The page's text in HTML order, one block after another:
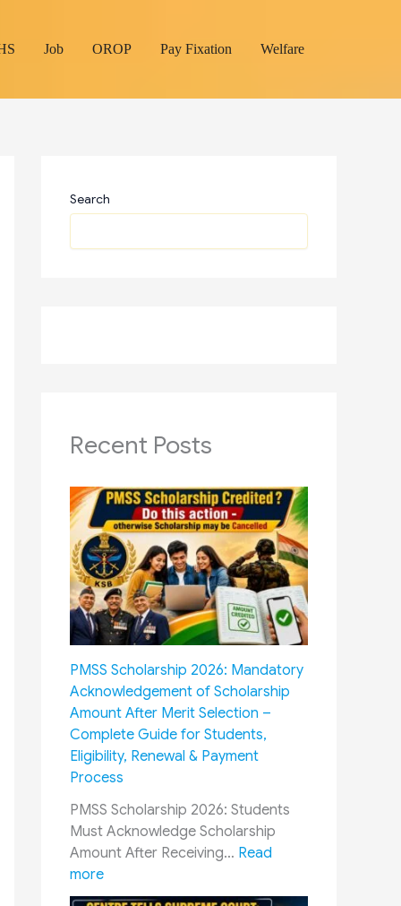
Job OROP Pay Fixation Welfare
Search
Recent Posts
PMSS Scholarship 2026: Mandatory
Acknowledgement of Scholarship
Amount After Merit Selection –
Complete Guide for Students,
Eligibility, Renewal & Payment
Process
PMSS Scholarship 2026: Students
Must Acknowledge Scholarship
Amount After Receiving… Read
more:
P